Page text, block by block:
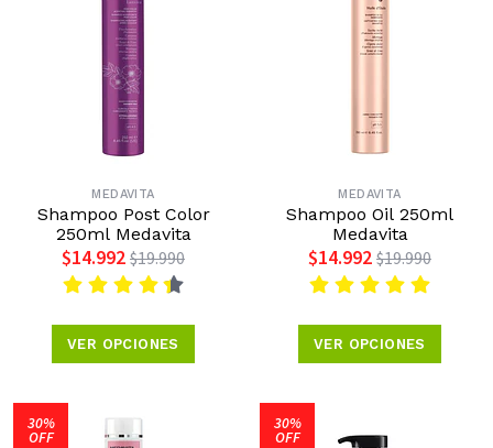
MEDAVITA
Shampoo Post Color
250ml Medavita
$14.992 $19.990
VER OPCIONES
MEDAVITA
Shampoo Oil 250ml
Medavita
$14.992 $19.990
VER OPCIONES
30%
OFF
30%
OFF